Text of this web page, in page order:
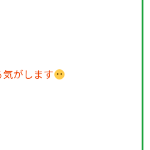
がします